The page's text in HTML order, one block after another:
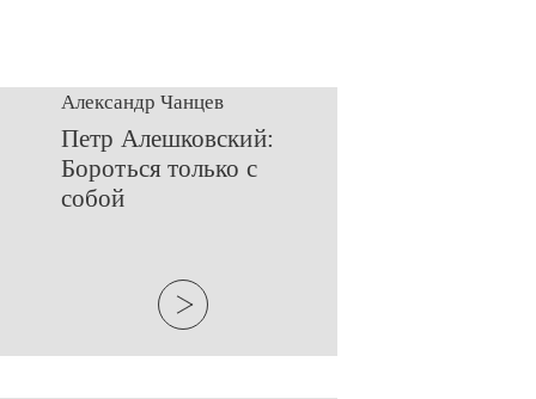
Александр Чанцев
​Петр Алешковский:
Бороться только с
собой